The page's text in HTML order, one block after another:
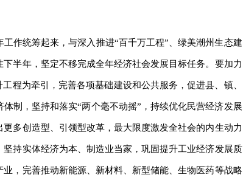
作统筹起来，与深入推进“百千万工程”、绿美潮州生态建
半年，坚定不移完成全年经济社会发展目标任务。要加力
程为牵引，完善各项基础建设和公共服务，促进县、镇、
制，坚持和落实“两个毫不动摇”，持续优化民营经济发展
多创造型、引领型改革，最大限度激发全社会的内生动力
持实体经济为本、制造业当家，巩固提升工业经济发展质
，完善推动新能源、新材料、新型储能、生物医药等战略